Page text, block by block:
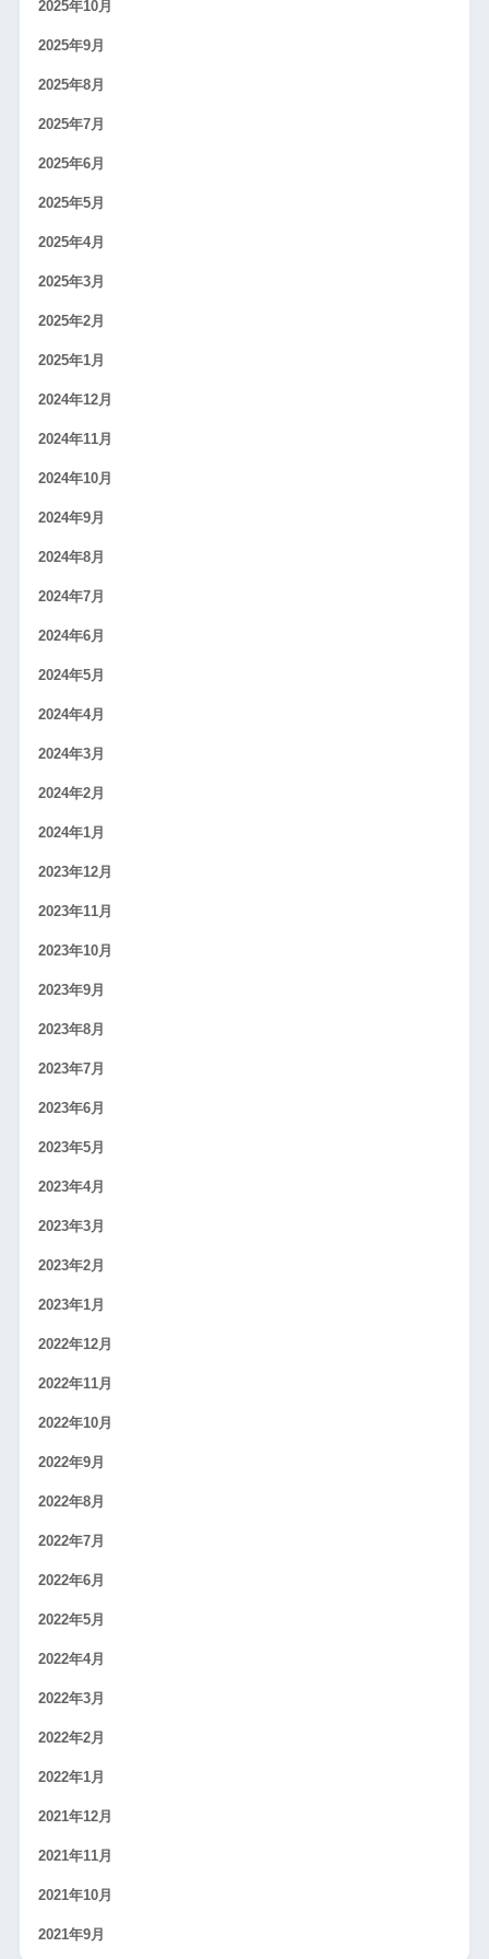
2025年10月
2025年9月
2025年8月
2025年7月
2025年6月
2025年5月
2025年4月
2025年3月
2025年2月
2025年1月
2024年12月
2024年11月
2024年10月
2024年9月
2024年8月
2024年7月
2024年6月
2024年5月
2024年4月
2024年3月
2024年2月
2024年1月
2023年12月
2023年11月
2023年10月
2023年9月
2023年8月
2023年7月
2023年6月
2023年5月
2023年4月
2023年3月
2023年2月
2023年1月
2022年12月
2022年11月
2022年10月
2022年9月
2022年8月
2022年7月
2022年6月
2022年5月
2022年4月
2022年3月
2022年2月
2022年1月
2021年12月
2021年11月
2021年10月
2021年9月